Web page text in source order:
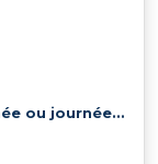
Bureaux 11m2 location à la demi journée ou journée complète Profession libérale / Santé / Bien-être